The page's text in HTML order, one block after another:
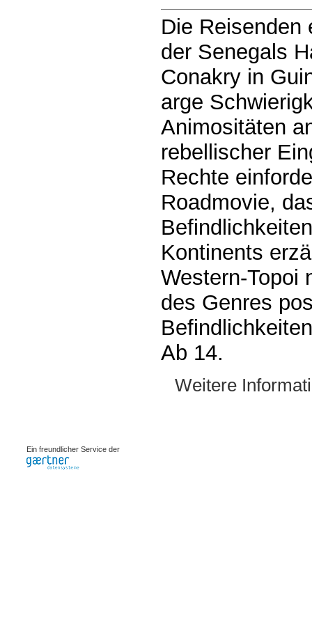
Die Reisenden
der Senegals
Conakry in
arge
Animositäten
rebellischer
Rechte
Roadmovie,
Kontinents
Western-Topoi
des Genres
Ab 14.
Weitere
Ein freundlicher Service der